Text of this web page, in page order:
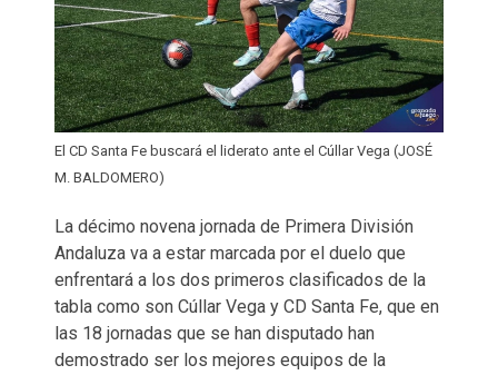
El CD Santa Fe buscará el liderato ante el Cúllar Vega (JOSÉ
M. BALDOMERO)
La décimo novena jornada de Primera División
Andaluza va a estar marcada por el duelo que
enfrentará a los dos primeros clasificados de la
tabla como son Cúllar Vega y CD Santa Fe, que en
las 18 jornadas que se han disputado han
demostrado ser los mejores equipos de la